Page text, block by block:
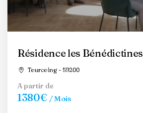
Résidence les Bénédictines
Tourcoing - 59200
A partir de
1380€ / Mois